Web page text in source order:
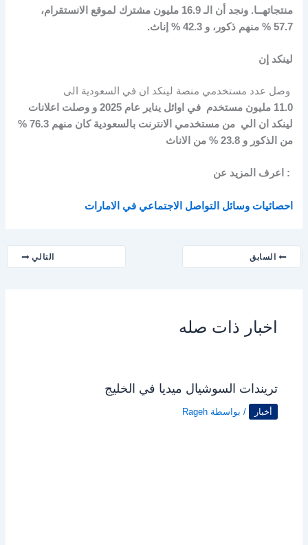
منتجاتهــا.ونجد أن الـ16.9 مليون مشترك لموقع الانستقرام،
57.7 % منهم ذكور، و42.3 % إناث.
لينكد إن
وصل عدد مستخدمي منصة لينكد ان في السعودية الى
11.0
مليون مستخدم في اوائل يناير عام 2025 و وصلت اعلانات
لينكد ان الي من مستخدمي الانترنت بالسعودية كان منهم 76.3 %
من الذكور و 23.8 % من الاناث
: اعرف المزيد عن
احصائيات وسائل التواصل الاجتماعي في الامارات
السابق التالي
اخبار ذات صله
تريندات السوشيال ميديا في الخليج
أخبار / بواسطة Rageh